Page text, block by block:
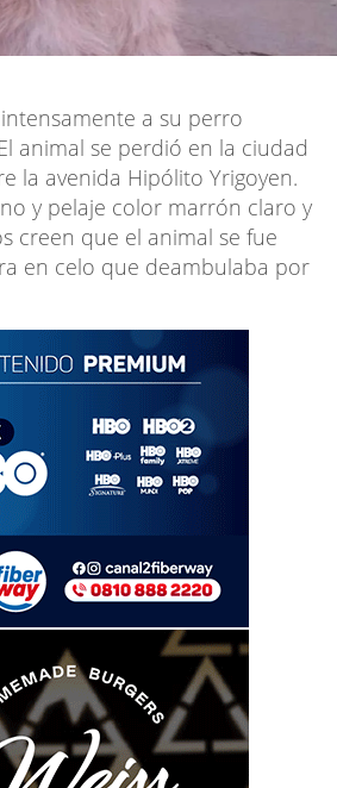
a su perro
animal se perdió en la ciudad
la avenida Hipólito Yrigoyen.
y pelaje color marrón claro y
creen que el animal se fue
en celo que deambulaba por